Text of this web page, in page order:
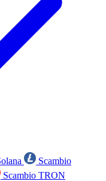
Scambio
Scambio TRON